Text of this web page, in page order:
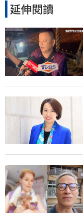
延伸閱讀